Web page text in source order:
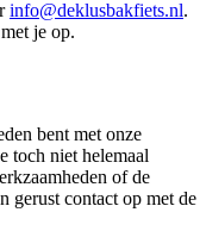
info@deklusbakfiets.nl.
je op.
bent met onze
toch niet helemaal
of de
gerust contact op met de